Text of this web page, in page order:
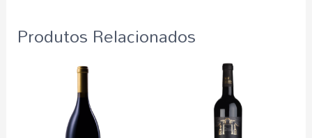
Produtos Relacionados